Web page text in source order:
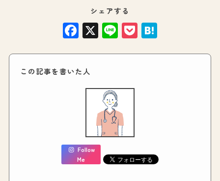
シェアする
Facebook
X LinePocket
この記事を書いた人
Follow
Me